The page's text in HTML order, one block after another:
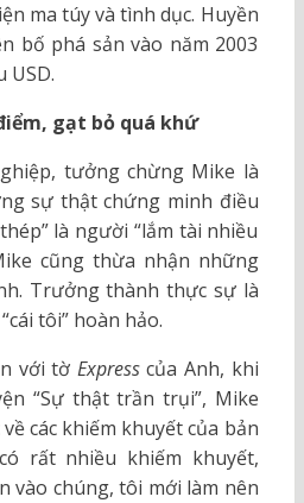
ma túy và tình dục. Huyền
bố phá sản vào năm 2003
USD.
gạt bỏ quá khứ
tưởng chừng Mike là
sự thật chứng minh điều
là người “lắm tài nhiều
cũng thừa nhận những
Trưởng thành thực sự là
tôi” hoàn hảo.
với tờ Expresscủa Anh, khi
“Sự thật trần trụi”, Mike
các khiếm khuyết của bản
rất nhiều khiếm khuyết,
vào chúng, tôi mới làm nên